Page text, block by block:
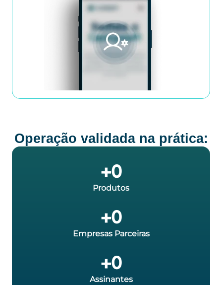
Operação validada na prática:
Produtos
+0
Empresas Parceiras
+0
Assinantes
+0